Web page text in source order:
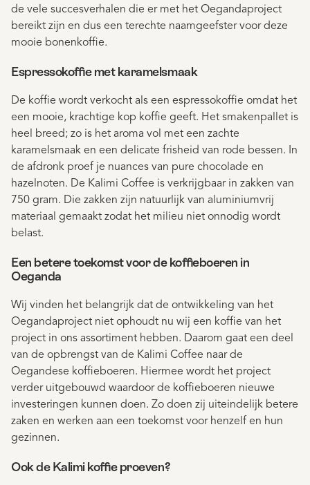
de vele succesverhalen die er met het Oegandaproject
bereikt zijn en dus een terechte naamgeefster voor deze
mooie bonenkoffie.
Espressokoffie met karamelsmaak
De koffie wordt verkocht als een espressokoffie omdat het
een mooie, krachtige kop koffie geeft. Het smakenpallet is
heel breed; zo is het aroma vol met een zachte
karamelsmaak en een delicate frisheid van rode bessen. In
de afdronk proef je nuances van pure chocolade en
hazelnoten. De Kalimi Coffee is verkrijgbaar in zakken van
750 gram. Die zakken zijn natuurlijk van aluminiumvrij
materiaal gemaakt zodat het milieu niet onnodig wordt
belast.
Een betere toekomst voor de koffieboeren in
Oeganda
Wij vinden het belangrijk dat de ontwikkeling van het
Oegandaproject niet ophoudt nu wij een koffie van het
project in ons assortiment hebben. Daarom gaat een deel
van de opbrengst van de Kalimi Coffee naar de
Oegandese koffieboeren. Hiermee wordt het project
verder uitgebouwd waardoor de koffieboeren nieuwe
investeringen kunnen doen. Zo doen zij uiteindelijk betere
zaken en werken aan een toekomst voor henzelf en hun
gezinnen.
Ook de Kalimi koffie proeven?